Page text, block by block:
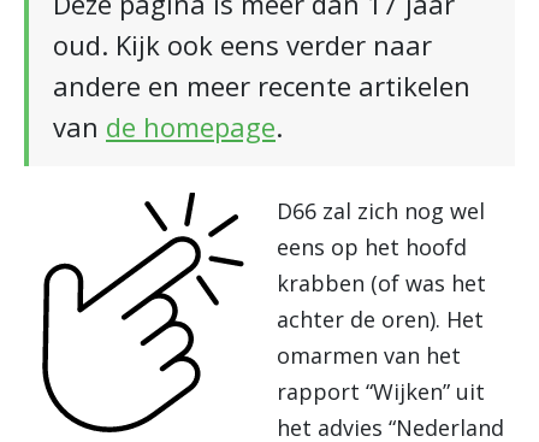
oud. Kijk ook eens verder naar
andere en meer recente artikelen
van de homepage.
D66 zal zich nog wel
eens op het hoofd
krabben (of was het
achter de oren). Het
omarmen van het
rapport “Wijken” uit
het advies “Nederland